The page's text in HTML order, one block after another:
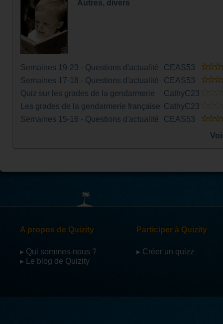
Autres, divers
Semaines 19-23 - Questions d'actualité
CEAS53
Semaines 17-18 - Questions d'actualité
CEAS53
Quiz sur les grades de la gendarmerie
CathyC23
Les grades de la gendarmerie française CathyC23
Semaines 15-16 - Questions d'actualité
CEAS53
A propos de Quizity
▸ Qui sommes-nous ?
▸ Le blog de Quizity
Participer à Quizity
▸ Créer un quizz